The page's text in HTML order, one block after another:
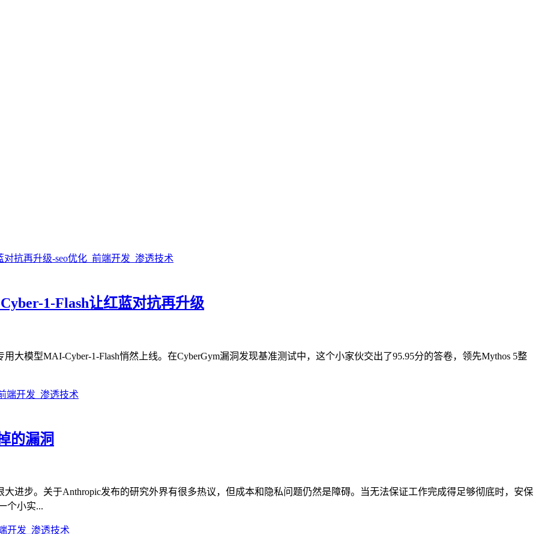
1-Flash让红蓝对抗再升级
模型MAI-Cyber-1-Flash悄然上线。在CyberGym漏洞发现基准测试中，这个小家伙交出了95.95分的答卷，领先Mythos 5整
的漏洞
进步。关于Anthropic发布的研究外界有很多热议，但成本和隐私问题仍然是障碍。当无法保证工作完成得足够彻底时，安保
个小实...